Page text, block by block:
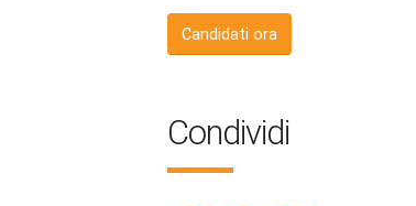
Candidati ora
Condividi